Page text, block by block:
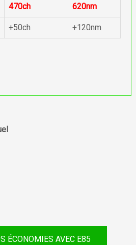
470ch 620nm
+50ch +120nm
ÉCONOMIES AVEC E85